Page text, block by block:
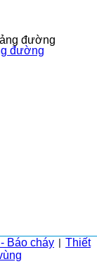
đường
Báo cháy
Thiết